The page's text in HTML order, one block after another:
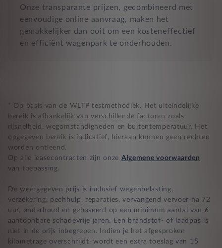
Onze transparante prijzen, gecombineerd met
eenvoudige online aanvraag, maken het
gemakkelijker dan ooit om een kosteneffectief
en efficiënt wagenpark te onderhouden.
* Op basis van de WLTP testmethodiek. Het uiteindelijke
bereik is afhankelijk van verschillende factoren zoals
rijsnelheid, wegomstandigheden en buitentemperatuur. Het
opgegeven bereik is indicatief, hieraan kunnen geen rechten
worden ontleend.
Op alle leasecontracten zijn onze Algemene voorwaarden
van toepassing.
De weergegeven prijs is inclusief wegenbelasting,
verzekering, pechhulp, reparaties, vervangend vervoer na 72
uur, onderhoud en gebaseerd op een minimum aantal van 6
aantoonbare schadevrije jaren. Een brandstof- of laadpas is
niet in de prijs inbegrepen. Indien je het afgesproken
kilometrage overschrijdt, wordt een extra toeslag van 15